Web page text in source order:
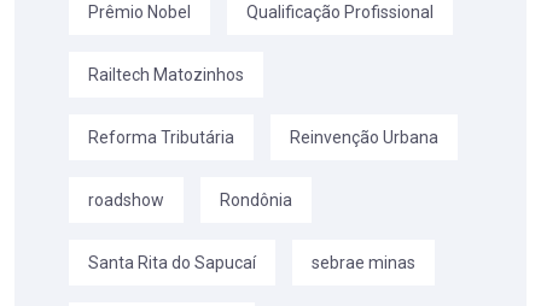
Prêmio Nobel Qualificação Profissional
Railtech Matozinhos
Reforma Tributária Reinvenção Urbana
roadshow Rondônia
Santa Rita do Sapucaí sebrae minas